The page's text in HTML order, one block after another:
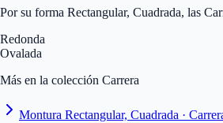
Por su forma Rectangular, Cuadrada, las
Redonda
Ovalada
Más en la colección Carrera
Montura Rectangular, Cuadrada ·